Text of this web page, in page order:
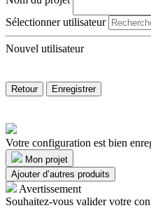
Sélectionner utilisateur
Nouvel utilisateur
Retour Enregistrer
Votre configuration est bien
Mon projet
Ajouter d’autres produits
Avertissement
Souhaitez-vous valider votre